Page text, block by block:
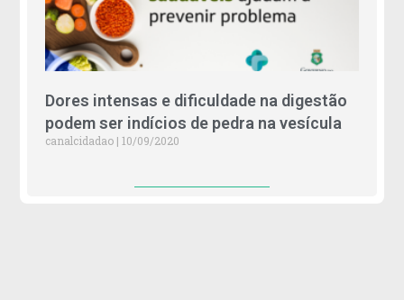
Dores intensas e dificuldade na digestão
podem ser indícios de pedra na vesícula
canalcidadao 10/09/2020